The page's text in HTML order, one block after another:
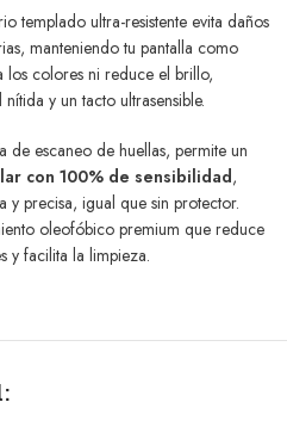
templado ultra-resistente evita daños
manteniendo tu pantalla como
los colores ni reduce el brillo,
y un tacto ultrasensible.
de escaneo de huellas, permite un
con 100% de sensibilidad,
y precisa, igual que sin protector.
oleofóbico premium que reduce
y facilita la limpieza.
perfecta sin burbujas ni